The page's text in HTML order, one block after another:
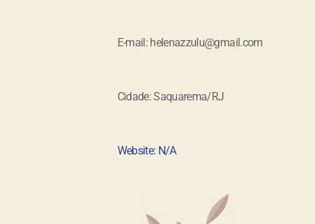
E-mail: helenazzulu@gmail.com
Cidade: Saquarema/RJ
Website: N/A